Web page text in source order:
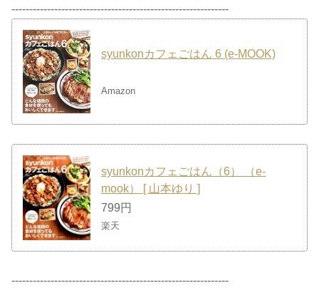
-------------------------------------------------------------
syunkonカフェごはん 6 (e-MOOK)
Amazon
syunkonカフェごはん（6） （e-
mook） [ 山本ゆり ]
799円
楽天
-------------------------------------------------------------